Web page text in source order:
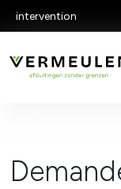
intervention